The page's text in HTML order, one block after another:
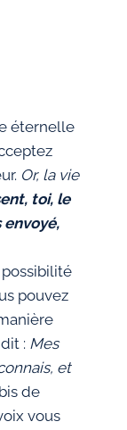
éternelle
Or, la vie
toi, le
possibilité
pouvez
: Mes
et
de
vous